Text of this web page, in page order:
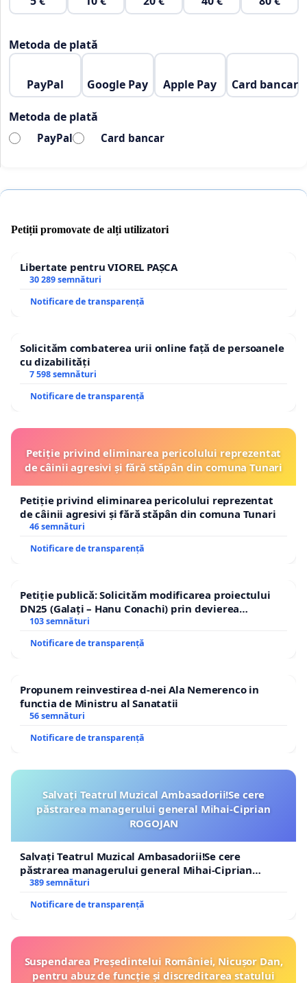
Metoda de plată
PayPal Google Pay Apple Pay Card bancar
Metoda de plată
PayPal Card bancar
Petiții promovate de alți utilizatori
Libertate pentru VIOREL PAȘCA
30 289 semnături
Notificare de transparență
Solicităm combaterea urii online față de persoanele
cu dizabilități
7 598 semnături
Notificare de transparență
Petiție privind eliminarea pericolului reprezentat
de câinii agresivi și fără stăpân din comuna Tunari
Petiție privind eliminarea pericolului reprezentat
de câinii agresivi și fără stăpân din comuna Tunari
46 semnături
Notificare de transparență
Petiție publică: Solicităm modificarea proiectului
DN25 (Galați – Hanu Conachi) prin devierea
traseului în afara localităților!
103 semnături
Notificare de transparență
Propunem reinvestirea d-nei Ala Nemerenco in
functia de Ministru al Sanatatii
56 semnături
Notificare de transparență
Salvați Teatrul Muzical Ambasadorii!Se cere
păstrarea managerului general Mihai-Ciprian
ROGOJAN
Salvați Teatrul Muzical Ambasadorii!Se cere
păstrarea managerului general Mihai-Ciprian
ROGOJAN
389 semnături
Notificare de transparență
Suspendarea Președintelui României, Nicușor Dan,
pentru abuz de funcție și discreditarea statului